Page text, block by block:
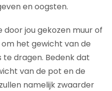
en oogsten.
jou gekozen muur of
het gewicht van de
dragen. Bedenk dat
van de pot en de
namelijk zwaarder